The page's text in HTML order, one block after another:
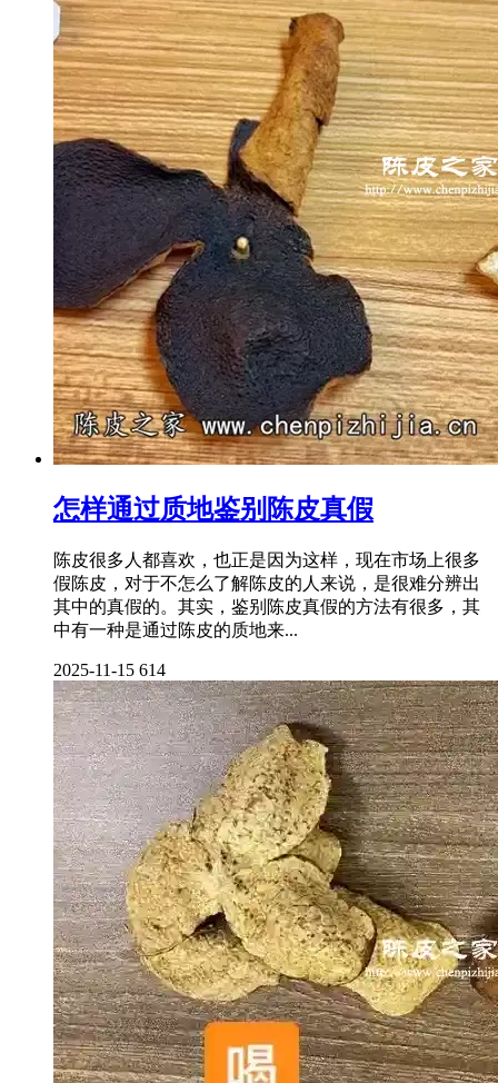
怎样通过质地鉴别陈皮真假
陈皮很多人都喜欢，也正是因为这样，现在市场上很多
假陈皮，对于不怎么了解陈皮的人来说，是很难分辨出
其中的真假的。其实，鉴别陈皮真假的方法有很多，其
中有一种是通过陈皮的质地来...
2025-11-15 614